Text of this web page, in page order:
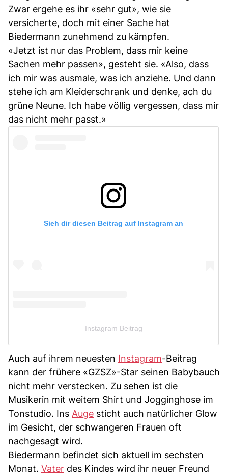
Zwar ergehe es ihr «sehr gut», wie sie
versicherte, doch mit einer Sache hat
Biedermann zunehmend zu kämpfen.
«Jetzt ist nur das Problem, dass mir keine
Sachen mehr passen», gesteht sie. «Also, dass
ich mir was ausmale, was ich anziehe. Und dann
stehe ich am Kleiderschrank und denke, ach du
grüne Neune. Ich habe völlig vergessen, dass mir
das nicht mehr passt.»
Sieh dir diesen Beitrag auf Instagram an
Instagram Beitrag
Auch auf ihrem neuesten Instagram-Beitrag
kann der frühere «GZSZ»-Star seinen Babybauch
nicht mehr verstecken. Zu sehen ist die
Musikerin mit weitem Shirt und Jogginghose im
Tonstudio. Ins Auge sticht auch natürlicher Glow
im Gesicht, der schwangeren Frauen oft
nachgesagt wird.
Biedermann befindet sich aktuell im sechsten
Monat. Vater des Kindes wird ihr neuer Freund